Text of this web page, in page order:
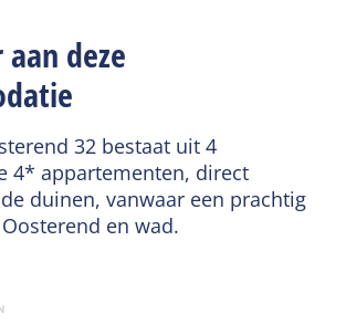
deze
32 bestaat uit 4
4* appartementen, direct
duinen, vanwaar een prachtig
en wad.